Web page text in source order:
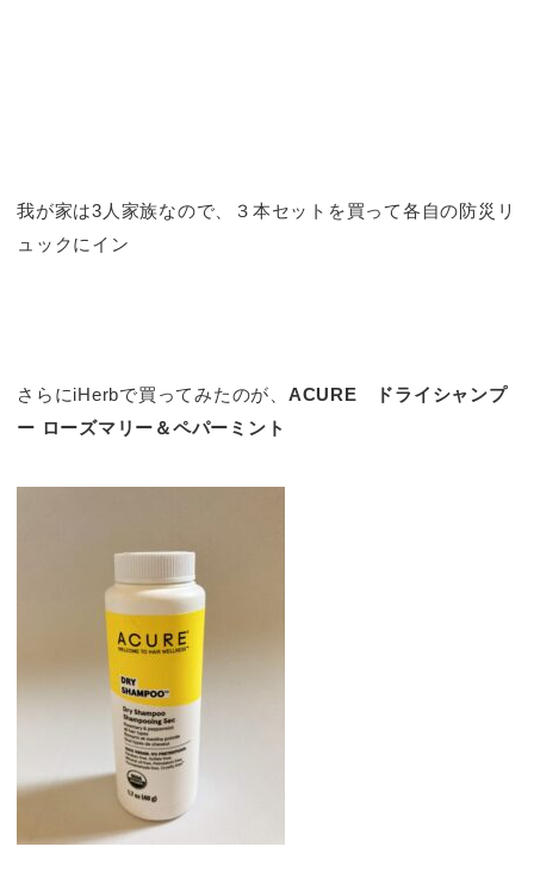
我が家は3人家族なので、３本セットを買って各自の防災リ
ュックにイン
さらにiHerbで買ってみたのが、 ACURE ドライシャンプ
ー ローズマリー＆ペパーミント